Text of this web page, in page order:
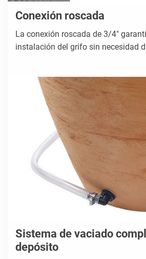
Conexión roscada
La conexión roscada de 3/4"
instalación del grifo sin necesidad
Sistema de vaciado
depósito